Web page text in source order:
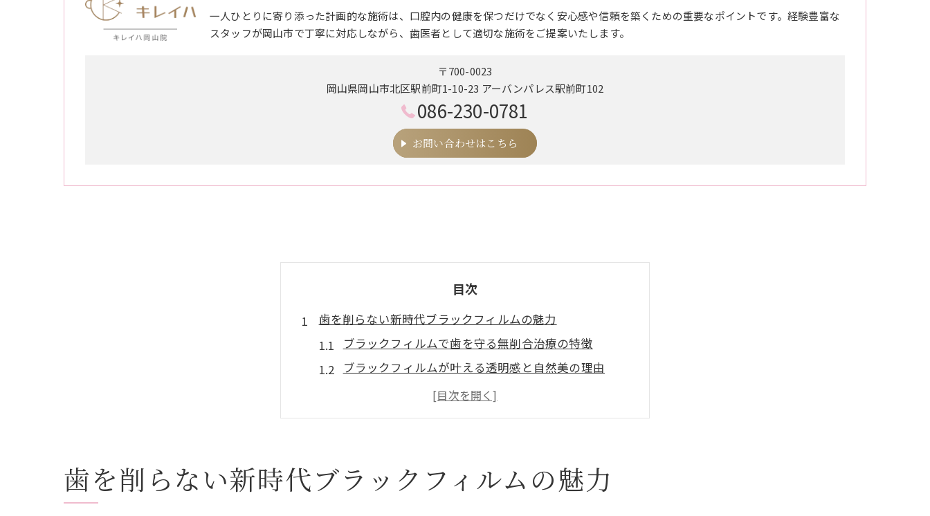
一人ひとりに寄り添った計画的な施術は、口腔内の健康を保つだけでなく安心感や信頼を築くための重要なポイントです。経験豊富な
スタッフが岡山市で丁寧に対応しながら、歯医者として適切な施術をご提案いたします。
〒700-0023
岡山県岡山市北区駅前町1-10-23 アーバンパレス駅前町102
086-230-0781
お問い合わせはこちら
目次
歯を削らない新時代ブラックフィルムの魅力
ブラックフィルムで歯を守る無削合治療の特徴
ブラックフィルムが叶える透明感と自然美の理由
歯に優しいブラックフィルムとスーパーエナメル比較
ブラックフィルムによる岡山での審美歯科最新動向
岡山県で叶える透明感ある笑顔の秘訣
岡山で選ぶブラックフィルム審美歯科の選び方
歯を削らない新時代ブラックフィルムの魅力